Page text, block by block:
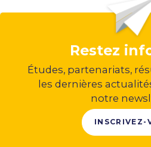
Restez
Études, partenariats,
les dernières
notre
INSCRIVEZ-